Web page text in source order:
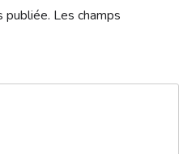
publiée. Les champs